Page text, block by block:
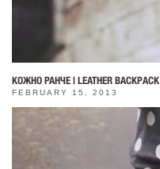
КОЖНО РАНЧЕ | LEATHER BACKPACK
FEBRUARY 15, 2013